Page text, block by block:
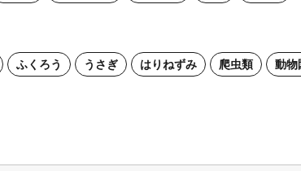
ふくろう うさぎ はりねずみ 爬虫類 動物